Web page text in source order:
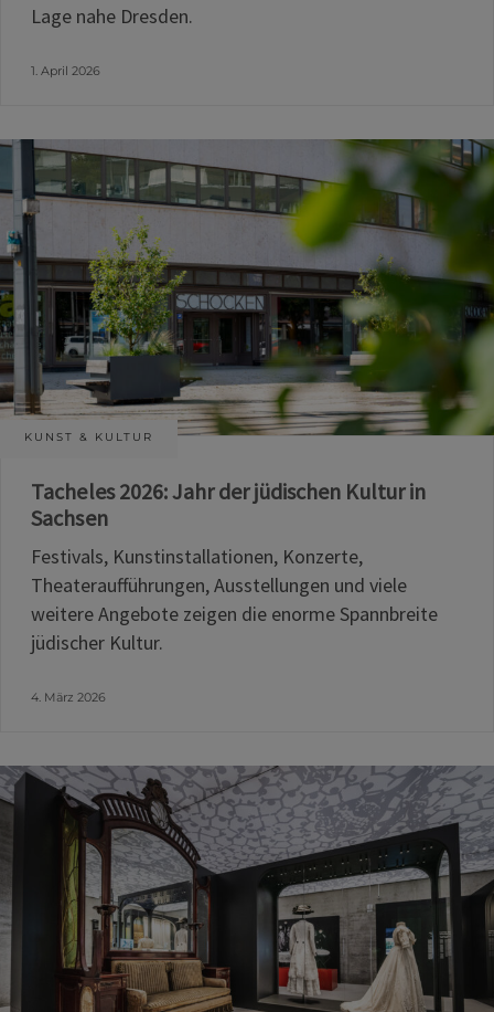
Lage nahe Dresden.
1. April 2026
KUNST & KULTUR
Tacheles 2026: Jahr der jüdischen Kultur in
Sachsen
Festivals, Kunstinstallationen, Konzerte,
Theateraufführungen, Ausstellungen und viele
weitere Angebote zeigen die enorme Spannbreite
jüdischer Kultur.
4. März 2026